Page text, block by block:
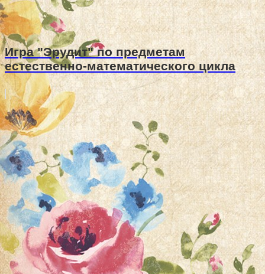
Игра "Эрудит" по предметам
естественно-математического цикла